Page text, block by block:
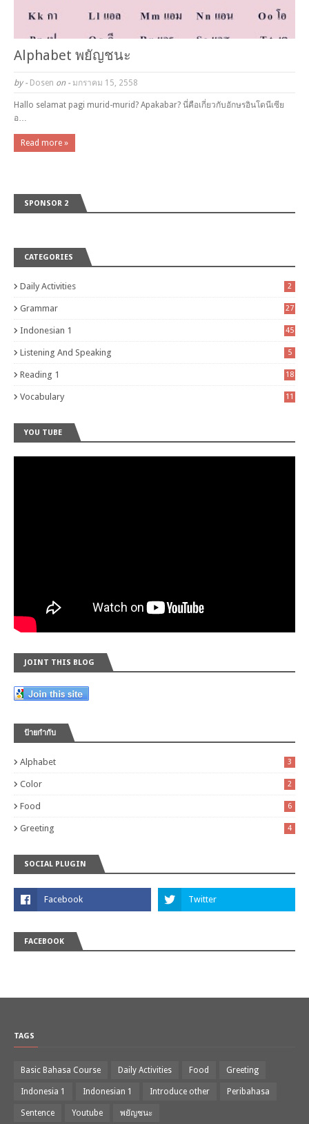
Alphabet พยัญชนะ
by - Dosen on - มกราคม 15, 2558
Hallo selamat pagi murid-murid? Apakabar? นี่คือเกี่ยวกับอักษรอินโดนีเซีย
อ…
Read more »
SPONSOR 2
CATEGORIES
Daily Activities 2
Grammar 27
Indonesian 1 45
Listening And Speaking 5
Reading 1 18
Vocabulary 11
YOU TUBE
JOINT THIS BLOG
ป้ายกำกับ
Alphabet 3
Color 2
Food 6
Greeting 4
SOCIAL PLUGIN
FACEBOOK
TAGS
Basic Bahasa Course Daily Activities Food Greeting
Indonesia 1 Indonesian 1 Introduce other Peribahasa
Sentence Youtube พยัญชนะ